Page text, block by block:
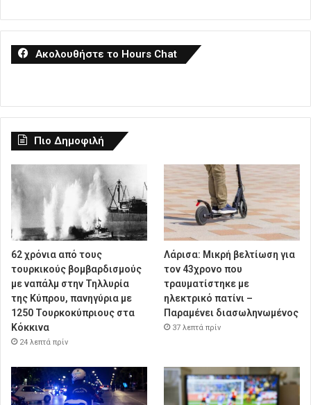
Ακολουθήστε το Hours Chat
Πιο Δημοφιλή
62 χρόνια από τους
τουρκικούς βομβαρδισμούς
με ναπάλμ στην Τηλλυρία
της Κύπρου, πανηγύρια με
1250 Τουρκοκύπριους στα
Κόκκινα
24 λεπτά πρίν
Λάρισα: Μικρή βελτίωση για
τον 43χρονο που
τραυματίστηκε με
ηλεκτρικό πατίνι –
Παραμένει διασωληνωμένος
37 λεπτά πρίν